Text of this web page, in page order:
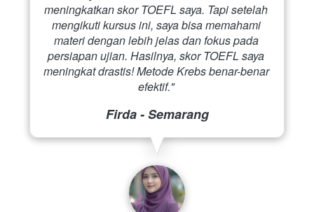
meningkatkan skor TOEFL saya. Tapi setelah
mengikuti kursus ini, saya bisa memahami
materi dengan lebih jelas dan fokus pada
persiapan ujian. Hasilnya, skor TOEFL saya
meningkat drastis! Metode Krebs benar-benar
efektif."
Firda - Semarang